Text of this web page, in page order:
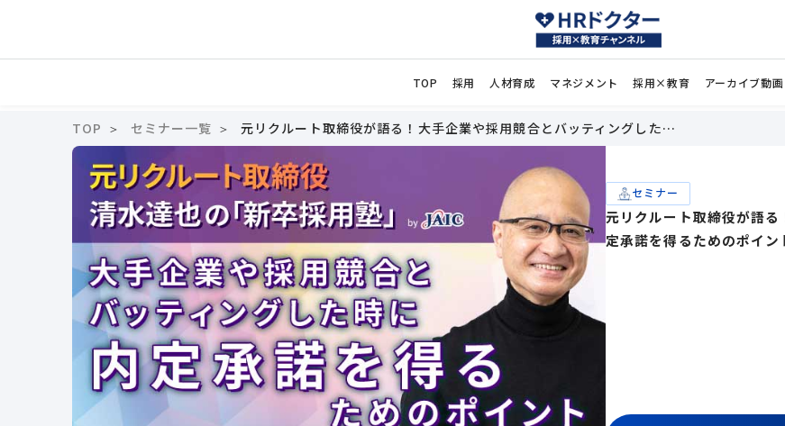
TOP 採用 人材育成 マネジメント 採用×教育 アーカイブ動画
TOP セミナー一覧 元リクルート取締役が語る！大手企業や採用競合とバッティングした…
セミナー
元リクルート取締役が語
定承諾を得るためのポイン